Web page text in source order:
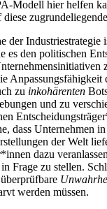
Modell hier helfen
der Industriestrategie
es den politischen
Anpassungsfähigkeit
zu inkohärenten
und zu
dass Unternehmen
der Welt
dazu
Frage zu stellen.
werden müssen.